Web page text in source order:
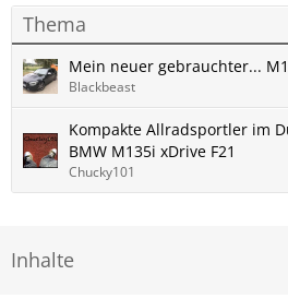
Thema
Mein neuer gebrauchter...
Blackbeast
Kompakte Allradsportler im
BMW M135i xDrive F21
Chucky101
Inhalte